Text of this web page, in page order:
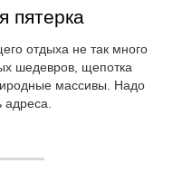
пятерка
отдыха не так много
шедевров, щепотка
массивы. Надо
адреса.